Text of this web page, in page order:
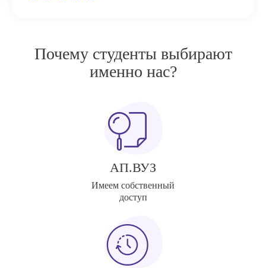
Почему студенты выбирают
именно нас?
АП.ВУЗ
Имеем собственный
доступ